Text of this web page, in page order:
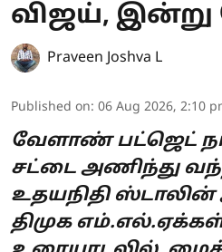
விஜய், இன்று
Praveen Joshva L
Published on: 06 Aug 2026, 2:10
வேளாண் பட்ஜெட்
சட்டை அணிந்து
உதயநிதி ஸ்டாலின்
திமுக